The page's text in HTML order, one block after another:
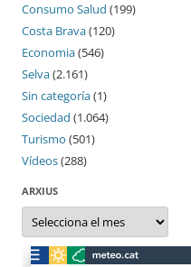
Consumo Salud (199)
Costa Brava(120)
Economia(546)
Selva(2.161)
Sin categoría(1)
Sociedad (1.064)
Turismo (501)
Vídeos(288)
ARXIUS
Arxius